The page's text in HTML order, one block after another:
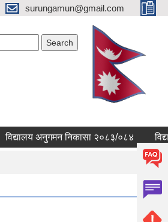
surungamun@gmail.com
अनुगमन निकासा २०८३/०८४